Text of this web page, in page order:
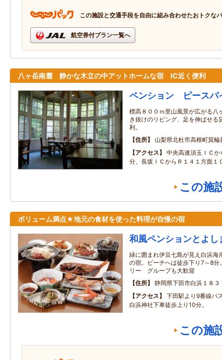
この施設と交通手段を自由に組み合わせたおトクな
航空券付プラン一覧へ
八ヶ岳南麓 静かな木立の中アットホームな宿 IC近く便利
ペンション ピースパ
標高８００ｍ里山風景が広がる八
き抜けのリビング、足を伸ばせる
利。
住所
山梨県北杜市高根町箕
アクセス
中央高速須玉ＩＣ
分、長坂ＩＣからＲ１４１方面１
この施
ボリューム満点★地元の食材を使った料理が自慢の宿
和風ペンションとよし
緑に囲まれ伊豆七島が見え白浜海
の宿。ビーチへは徒歩下り7～8
リー グループも大歓迎
住所
静岡県下田市白浜１８３
アクセス
下田駅より9番線
白浜神社下車徒歩上り10分。
この施